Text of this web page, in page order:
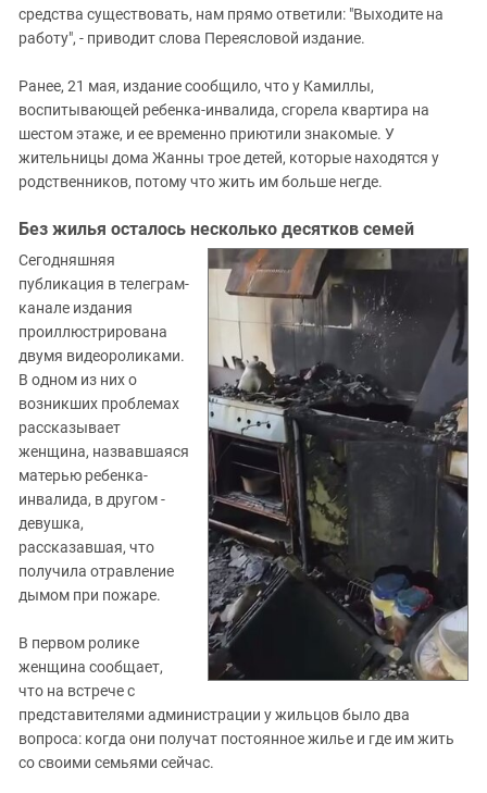
средства существовать, нам прямо ответили: "Выходите на
работу", - приводит слова Переясловой издание.
Ранее, 21 мая, издание сообщило, что у Камиллы,
воспитывающей ребенка-инвалида, сгорела квартира на
шестом этаже, и ее временно приютили знакомые. У
жительницы дома Жанны трое детей, которые находятся у
родственников, потому что жить им больше негде.
Без жилья осталось несколько десятков семей
Сегодняшняя
публикация в телеграм-
канале издания
проиллюстрирована
двумя видеороликами.
В одном из них о
возникших проблемах
рассказывает
женщина, назвавшаяся
матерью ребенка-
инвалида, в другом -
девушка,
рассказавшая, что
получила отравление
дымом при пожаре.
В первом ролике
женщина сообщает,
что на встрече с
представителями администрации у жильцов было два
вопроса: когда они получат постоянное жилье и где им жить
со своими семьями сейчас.